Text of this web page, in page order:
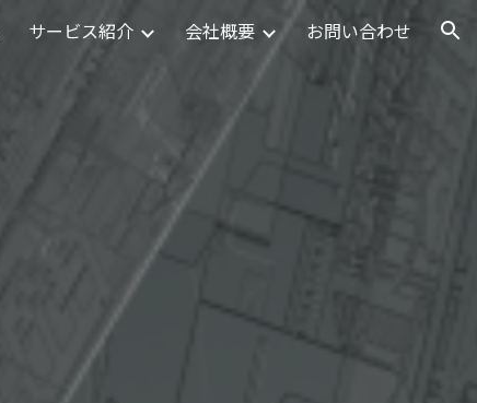
サービス紹介 会社概要 お問い合わせ